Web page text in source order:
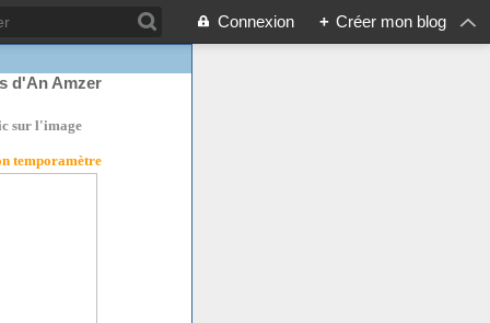
Connexion + Créer mon blog
d'An Amzer
sur l'image
temporamètre